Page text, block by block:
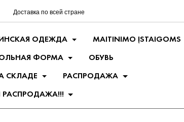
Доставка по всей стране
ОДЕЖДА
MAITINIMO ĮSTAIGOMS
ФОРМА
ОБУВЬ
СКЛАДЕ
РАСПРОДАЖА
РАСПРОДАЖА!!!